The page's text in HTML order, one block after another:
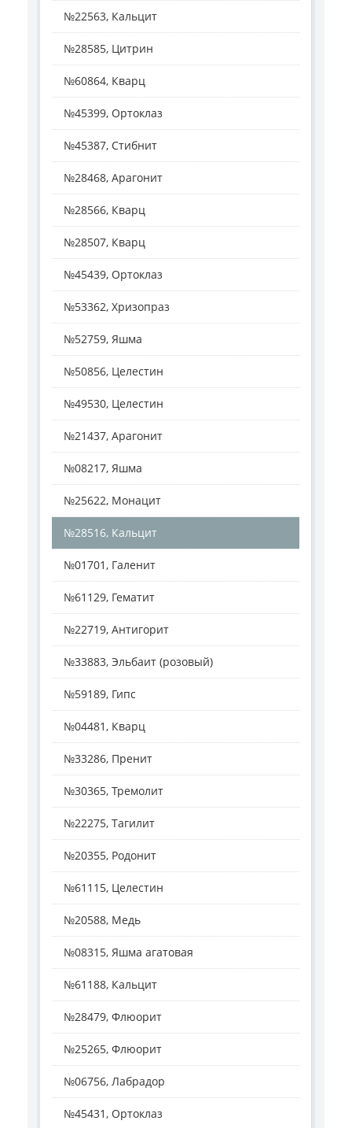
№22563, Кальцит
№28585, Цитрин
№60864, Кварц
№45399, Ортоклаз
№45387, Стибнит
№28468, Арагонит
№28566, Кварц
№28507, Кварц
№45439, Ортоклаз
№53362, Хризопраз
№52759, Яшма
№50856, Целестин
№49530, Целестин
№21437, Арагонит
№08217, Яшма
№25622, Монацит
№28516, Кальцит
№01701, Галенит
№61129, Гематит
№22719, Антигорит
№33883, Эльбаит (розовый)
№59189, Гипс
№04481, Кварц
№33286, Пренит
№30365, Тремолит
№22275, Тагилит
№20355, Родонит
№61115, Целестин
№20588, Медь
№08315, Яшма агатовая
№61188, Кальцит
№28479, Флюорит
№25265, Флюорит
№06756, Лабрадор
№45431, Ортоклаз